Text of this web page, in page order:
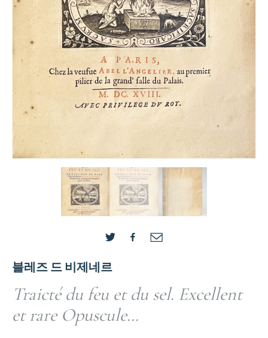
블레즈 드 비제네르
Traicté du feu et du sel. Excellent
et rare Opuscule…